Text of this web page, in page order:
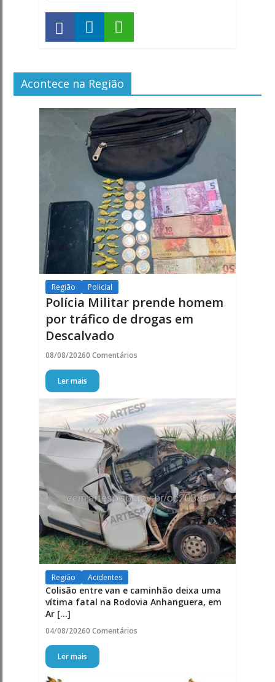
Acontece na Região
Região Policial
Polícia Militar prende homem
por tráfico de drogas em
Descalvado
08/08/20260 Comentários
Ler mais
Região Acidentes
Colisão entre van e caminhão deixa uma
vítima fatal na Rodovia Anhanguera, em
Ar [...]
04/08/20260 Comentários
Ler mais